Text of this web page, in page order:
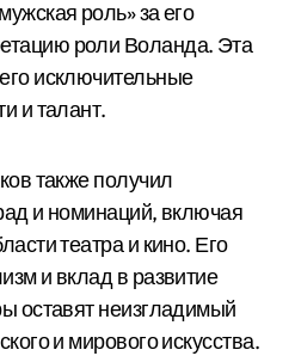
роль» за его
роли Воланда. Эта
исключительные
и талант.
также получил
и номинаций, включая
театра и кино. Его
и вклад в развитие
оставят неизгладимый
и мирового искусства.